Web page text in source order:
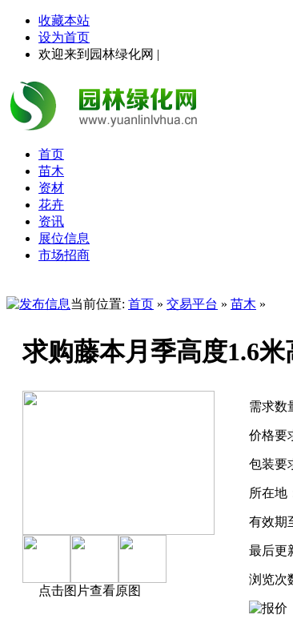
收藏本站
设为首页
欢迎来到园林绿化网 |
首页
苗木
资材
花卉
资讯
展位信息
市场招商
当前位置: 首页 » 交易平台 » 苗木 »
求购藤本月季高度1.6米
点击图片查看原图
需求数
价格要
包装要
所在地
有效期
最后更
浏览次